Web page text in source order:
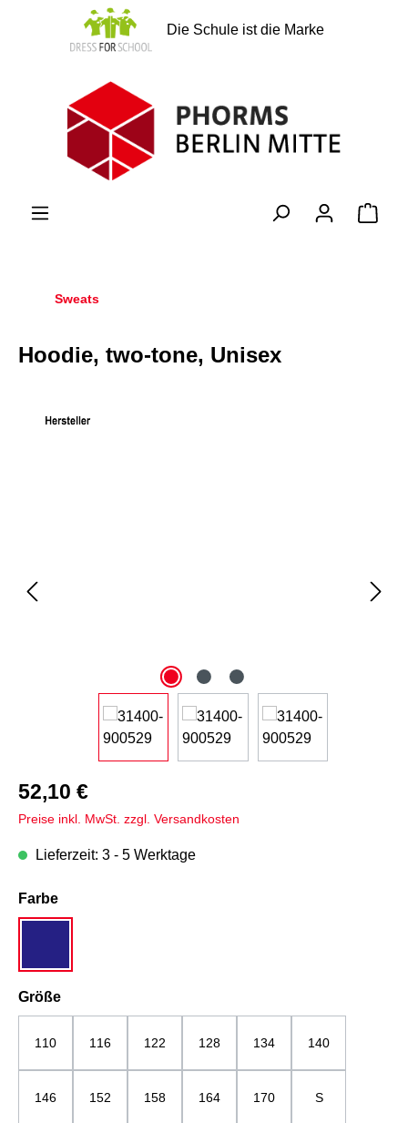
springen
Die Schule ist die Marke
Sweats
Hoodie, two-tone, Unisex
52,10 €
Preise inkl. MwSt. zzgl. Versandkosten
Lieferzeit: 3 - 5 Werktage
Farbeauswählen
Größeauswählen
110 116 122 128 134 140
146 152 158 164 170 S